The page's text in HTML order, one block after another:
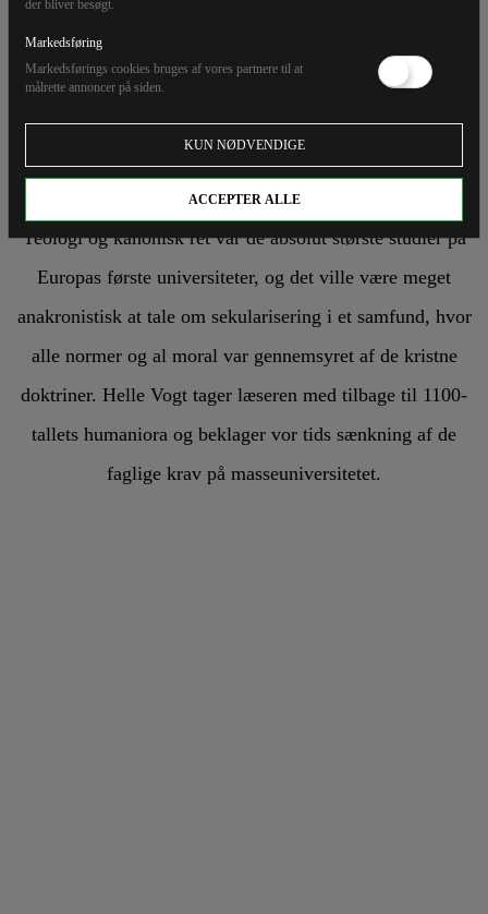
der bliver besøgt.
Markedsføring
Markedsførings cookies bruges af vores partnere til at
målrette annoncer på siden.
KUN NØDVENDIGE
ACCEPTER ALLE
De første universiteter var
kristne
Teologi og kanonisk ret var de absolut største studier på
Europas første universiteter, og det ville være meget
anakronistisk at tale om sekularisering i et samfund, hvor
alle normer og al moral var gennemsyret af de kristne
doktriner. Helle Vogt tager læseren med tilbage til 1100-
tallets humaniora og beklager vor tids sænkning af de
faglige krav på masseuniversitetet.